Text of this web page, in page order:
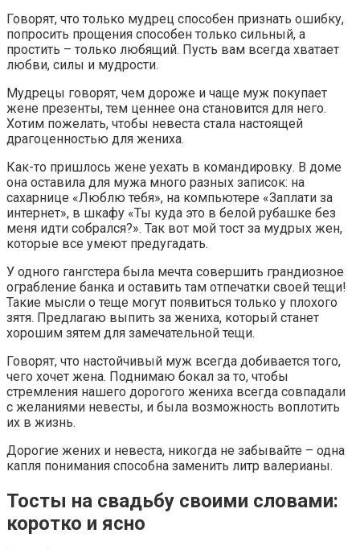
Говорят, что только мудрец способен признать ошибку,
попросить прощения способен только сильный, а
простить – только любящий. Пусть вам всегда хватает
любви, силы и мудрости.
Мудрецы говорят, чем дороже и чаще муж покупает
жене презенты, тем ценнее она становится для него.
Хотим пожелать, чтобы невеста стала настоящей
драгоценностью для жениха.
Как-то пришлось жене уехать в командировку. В доме
она оставила для мужа много разных записок: на
сахарнице «Люблю тебя», на компьютере «Заплати за
интернет», в шкафу «Ты куда это в белой рубашке без
меня идти собрался?». Так вот мой тост за мудрых жен,
которые все умеют предугадать.
У одного гангстера была мечта совершить грандиозное
ограбление банка и оставить там отпечатки своей тещи!
Такие мысли о теще могут появиться только у плохого
зятя. Предлагаю выпить за жениха, который станет
хорошим зятем для замечательной тещи.
Говорят, что настойчивый муж всегда добивается того,
чего хочет жена. Поднимаю бокал за то, чтобы
стремления нашего дорогого жениха всегда совпадали
с желаниями невесты, и была возможность воплотить
их в жизнь.
Дорогие жених и невеста, никогда не забывайте – одна
капля понимания способна заменить литр валерианы.
Тосты на свадьбу своими словами:
коротко и ясно